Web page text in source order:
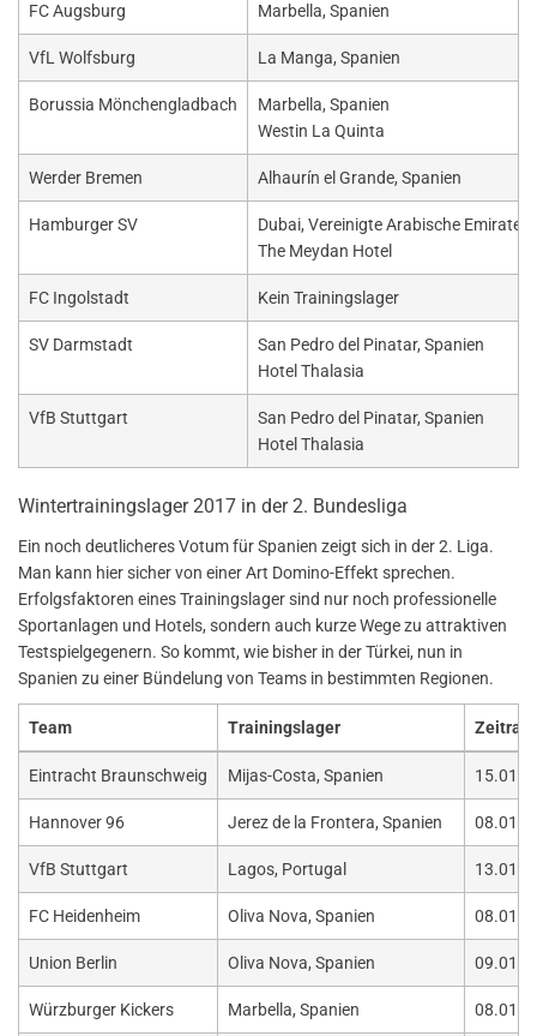
FC Augsburg Marbella, Spanien
VfL Wolfsburg La Manga, Spanien
Borussia Mönchengladbach
Marbella, Spanien
Westin La Quinta
Werder Bremen Alhaurín el Grande, Spanien
Hamburger SV
Dubai, Vereinigte Arabische Emirate
The Meydan Hotel
FC Ingolstadt Kein Trainingslager
SV Darmstadt
San Pedro del Pinatar, Spanien
Hotel Thalasia
VfB Stuttgart
San Pedro del Pinatar, Spanien
Hotel Thalasia
Wintertrainingslager 2017 in der 2. Bundesliga
Ein noch deutlicheres Votum für Spanien zeigt sich in der 2. Liga.
Man kann hier sicher von einer Art Domino-Effekt sprechen.
Erfolgsfaktoren eines Trainingslager sind nur noch professionelle
Sportanlagen und Hotels, sondern auch kurze Wege zu attraktiven
Testspielgegenern. So kommt, wie bisher in der Türkei, nun in
Spanien zu einer Bündelung von Teams in bestimmten Regionen.
Team Trainingslager
Eintracht Braunschweig Mijas-Costa, Spanien 15.01. -
Hannover 96 Jerez de la Frontera, Spanien 08.01. -
VfB Stuttgart Lagos, Portugal 13.01. -
FC Heidenheim Oliva Nova, Spanien 08.01. -
Union Berlin Oliva Nova, Spanien 09.01. -
Würzburger Kickers Marbella, Spanien 08.01. -